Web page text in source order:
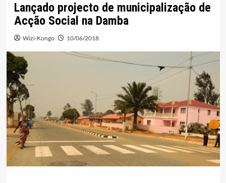
Lançado projecto de municipalização de
Acção Social na Damba
Wizi-Kongo 10/06/2018